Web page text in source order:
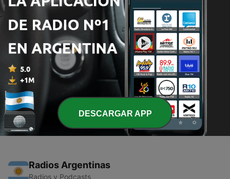
3 - E3 Satanismo en Paraguay (con Rick Navarro)
06 sep. 2021
2 - E2 Marzo Paraguayo (con Marco Ortellado)
30 ago. 2021
1 - E1 El incendio de Ycuá Bolaños
22 ago. 2021
Radios Argentinas
Radios y Podcasts
DESCARGAR APP